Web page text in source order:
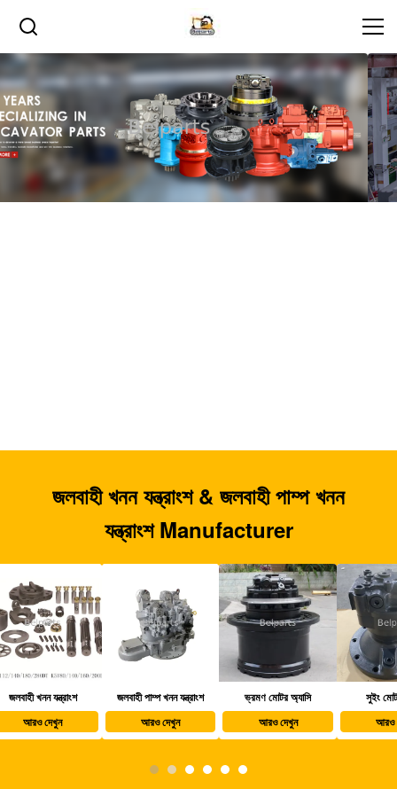
জলবাহী খনন যন্ত্রাংশ & জলবাহী পাম্প খনন
যন্ত্রাংশ Manufacturer
জলবাহী পাম্প খনন যন্ত্রাংশ
আরও দেখুন
ভ্রমণ মোটর অ্যাসি
আরও দেখুন
সুইং মোটর অ্যাসি
আরও দেখুন